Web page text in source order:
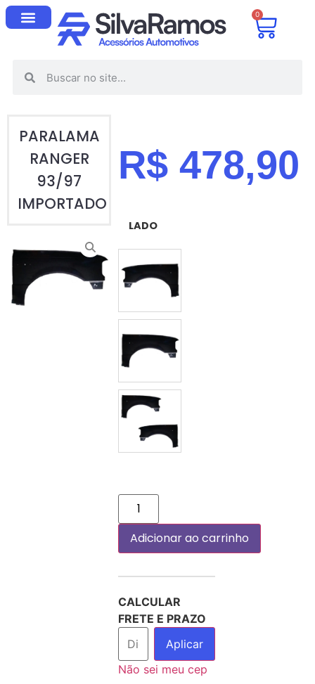
0
PARALAMA
RANGER
93/97
IMPORTADO
R$ 478,90
LADO
ESQUERDO (MOTORISTA)
DIREITO (PASSAGEIRO)
PAR
Adicionar ao carrinho
CALCULAR
FRETE E PRAZO
Aplicar
Não sei meu cep